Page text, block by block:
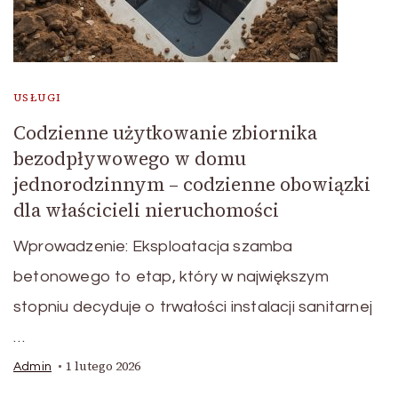
USŁUGI
Codzienne użytkowanie zbiornika
bezodpływowego w domu
jednorodzinnym – codzienne obowiązki
dla właścicieli nieruchomości
Wprowadzenie: Eksploatacja szamba
betonowego to etap, który w największym
stopniu decyduje o trwałości instalacji sanitarnej
…
Admin 1 lutego 2026